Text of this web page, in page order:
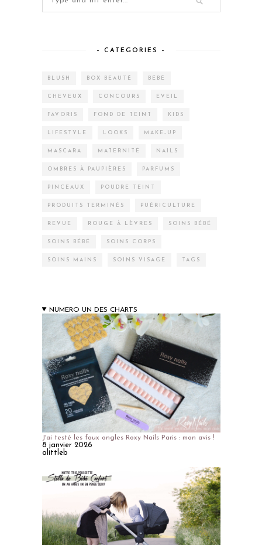
– CATEGORIES –
BLUSH BOX BEAUTÉ BÉBÉ
CHEVEUX CONCOURS EVEIL
FAVORIS FOND DE TEINT KIDS
LIFESTYLE LOOKS MAKE-UP
MASCARA MATERNITÉ NAILS
OMBRES À PAUPIÈRES PARFUMS
PINCEAUX POUDRE TEINT
PRODUITS TERMINÉS PUÉRICULTURE
REVUE ROUGE À LÈVRES SOINS BÉBÉ
SOINS BÉBÉ SOINS CORPS
SOINS MAINS SOINS VISAGE TAGS
NUMERO UN DES CHARTS
J'ai testé les faux ongles Roxy Nails Paris : mon avis !
8 janvier 2026
alittleb